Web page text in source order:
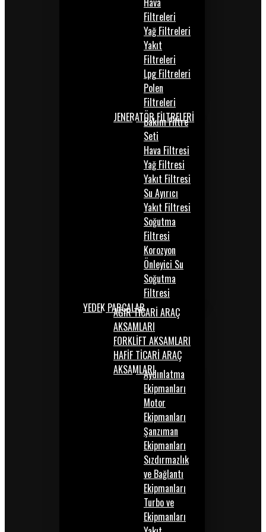
Filtreleri
Yağ Filtreleri
Yakıt
Filtreleri
Lpg Filtreleri
Polen
Filtreleri
JENERATÖR FİLTRELERİ
Bakım Filtre
Seti
Hava Filtresi
Yağ Filtresi
Yakıt Filtresi
Su Ayırıcı
Yakıt Filtresi
Soğutma
Filtresi
Korozyon
Önleyici Su
Soğutma
Filtresi
YEDEK PARÇALARAĞIR TİCARİ ARAÇ
AKSAMLARI
FORKLİFT AKSAMLARI
HAFİF TİCARİ ARAÇ
AKSAMLARIAydınlatma
Ekipmanları
Motor
Ekipmanları
Şanzıman
Ekipmanları
Sızdırmazlık
ve Bağlantı
Ekipmanları
Turbo ve
Ekipmanları